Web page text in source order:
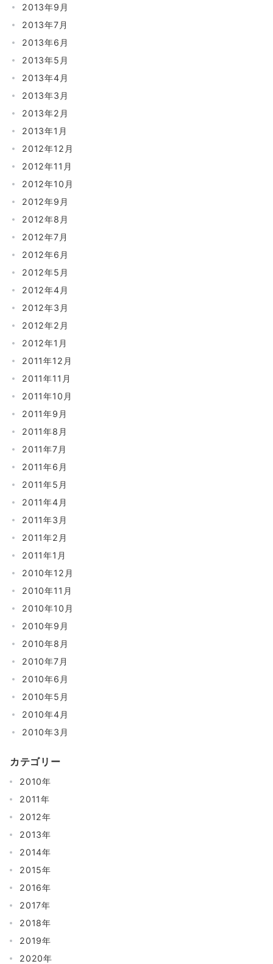
2013年9月
2013年7月
2013年6月
2013年5月
2013年4月
2013年3月
2013年2月
2013年1月
2012年12月
2012年11月
2012年10月
2012年9月
2012年8月
2012年7月
2012年6月
2012年5月
2012年4月
2012年3月
2012年2月
2012年1月
2011年12月
2011年11月
2011年10月
2011年9月
2011年8月
2011年7月
2011年6月
2011年5月
2011年4月
2011年3月
2011年2月
2011年1月
2010年12月
2010年11月
2010年10月
2010年9月
2010年8月
2010年7月
2010年6月
2010年5月
2010年4月
2010年3月
カテゴリー
2010年
2011年
2012年
2013年
2014年
2015年
2016年
2017年
2018年
2019年
2020年